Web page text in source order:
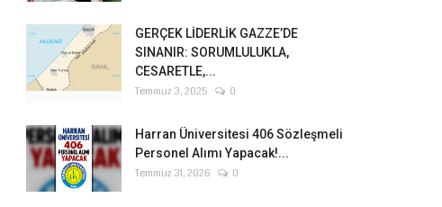
GERÇEK LİDERLİK GAZZE’DE
SINANIR: SORUMLULUKLA,
CESARETLE,...
Temmuz 3, 2025 0
Harran Üniversitesi 406 Sözleşmeli
Personel Alımı Yapacak!...
Temmuz 31, 2026 0